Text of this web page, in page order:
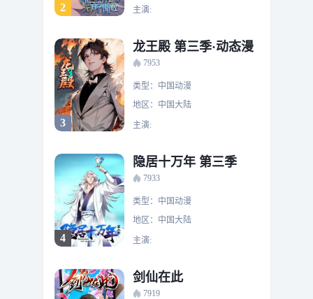
2 主演:
3
龙王殿 第三季·动态漫
7953
类型：中国动漫
地区：中国大陆
主演:
4
隐居十万年 第三季
7933
类型：中国动漫
地区：中国大陆
主演:
剑仙在此
7919